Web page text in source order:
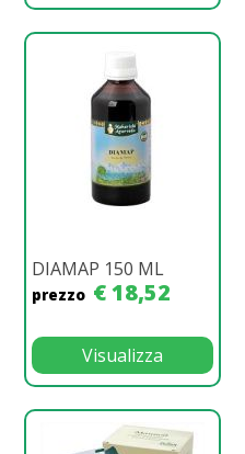
DIAMAP 150 ML
prezzo € 18,52
Visualizza